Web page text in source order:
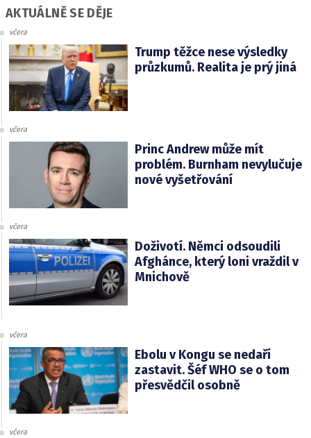
AKTUÁLNĚ SE DĚJE
včera
Trump těžce nese výsledky
průzkumů. Realita je prý jiná
včera
Princ Andrew může mít
problém. Burnham nevylučuje
nové vyšetřování
včera
Doživotí. Němci odsoudili
Afghánce, který loni vraždil v
Mnichově
včera
Ebolu v Kongu se nedaří
zastavit. Šéf WHO se o tom
přesvědčil osobně
včera